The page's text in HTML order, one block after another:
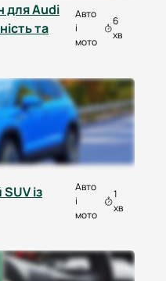
для Audi
та
Авто
і
мото
6
хв
із
Авто
і
мото
1
хв